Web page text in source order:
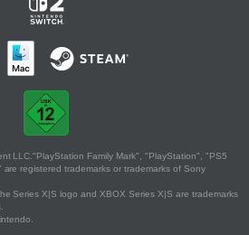
LLC."PlayStation Family Mark", "PlayStation", "PS5
registered trademarks or trademarks of Sony
Series X|S logo and XBOX Series X|S are trademarks